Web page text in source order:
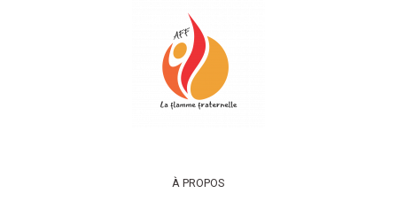
À PROPOS